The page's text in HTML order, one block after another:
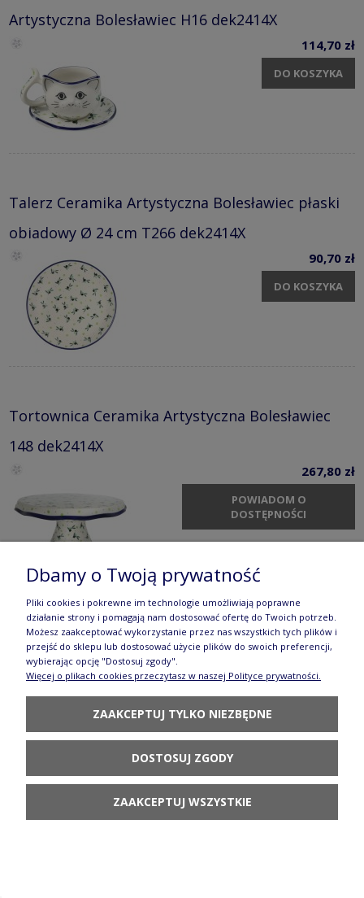
Artystyczna Bolesławiec H16 dek2414X
114,70 zł
DO KOSZYKA
Talerz Ceramika Artystyczna Bolesławiec płaski
obiadowy Ø 24 cm T266 dek2414X
90,70 zł
DO KOSZYKA
Tortownica Ceramika Artystyczna Bolesławiec
148 dek2414X
267,80 zł
POWIADOM O
DOSTĘPNOŚCI
Serwis kawowo herbaciany dla 4 osób Ceramika
Artystyczna Bolesławiec dek2414X
676,80 zł
POWIADOM O
Podgrzewacz Ceramika Artystyczna Bolesławiec
Dbamy o Twoją prywatność
Pliki cookies i pokrewne im technologie umożliwiają poprawne
działanie strony i pomagają nam dostosować ofertę do Twoich potrzeb.
Możesz zaakceptować wykorzystanie przez nas wszystkich tych plików i
przejść do sklepu lub dostosować użycie plików do swoich preferencji,
wybierając opcję "Dostosuj zgody".
Więcej o plikach cookies przeczytasz w naszej Polityce prywatności.
ZAAKCEPTUJ TYLKO NIEZBĘDNE
DOSTOSUJ ZGODY
ZAAKCEPTUJ WSZYSTKIE